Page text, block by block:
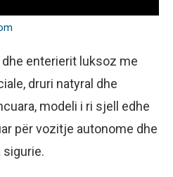
enterierit luksoz me
druri natyral dhe
modeli i ri sjell edhe
për vozitje autonome dhe